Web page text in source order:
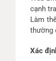
cạnh
Làm
thường
Xác